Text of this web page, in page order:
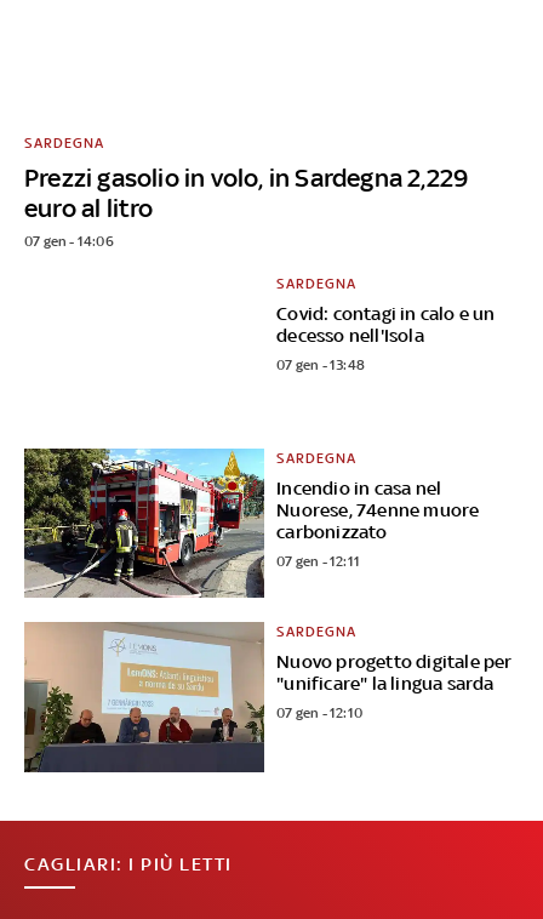
Prezzi gasolio in volo, in Sardegna 2,229
euro al litro
SARDEGNA
07 gen - 14:06
Covid: contagi in calo e un
decesso nell'Isola
SARDEGNA
07 gen - 13:48
Incendio in casa nel
Nuorese, 74enne muore
carbonizzato
SARDEGNA
07 gen - 12:11
Nuovo progetto digitale per
"unificare" la lingua sarda
SARDEGNA
07 gen - 12:10
CAGLIARI: I PIÙ LETTI